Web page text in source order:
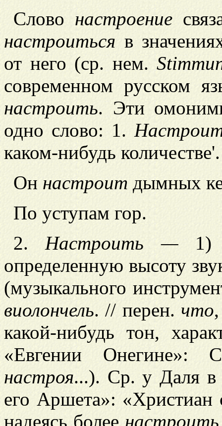
Слово настроение
настроиться в
от него (ср. нем.
современном русском
настроить. Эти
одно слово: 1.
каком-нибудь
Он настроит дымных
По уступам гор.
2.Настроить —
определенную высоту
(музыкального
виолончель. // перен. что
какой-нибудь тон,
«Евгении
настроя...). Ср. у Даля в
его Аршета»: «Христиан
надеясь более настроить